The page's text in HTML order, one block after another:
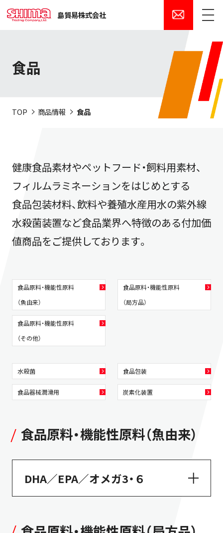
島貿易株式会社
食品
TOP 商品情報 食品
健康食品素材やペットフード・飼料用素材、
フィルムラミネーションをはじめとする
食品包装材料、飲料や養殖水産用水の紫外線
水殺菌装置など食品業界へ特徴のある付加価
値商品をご提供しております。
食品原料・機能性原料
（魚由来）
食品原料・機能性原料
（局方品）
食品原料・機能性原料
（その他）
水殺菌 食品包装
食品器械潤滑用 炭素化装置
食品原料・機能性原料（魚由来）
DHA／EPA／オメガ3・６